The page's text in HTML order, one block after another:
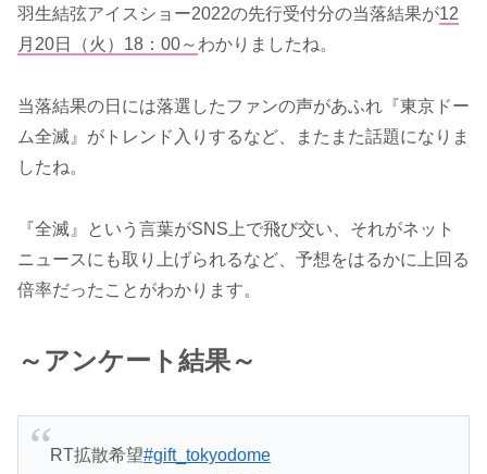
羽生結弦アイスショー2022の先行受付分の当落結果が12
月20日（火）18：00～ わかりましたね。
当落結果の日には落選したファンの声があふれ『東京ドー
ム全滅』がトレンド入りするなど、またまた話題になりま
したね。
『全滅』という言葉がSNS上で飛び交い、それがネット
ニュースにも取り上げられるなど、予想をはるかに上回る
倍率だったことがわかります。
～アンケート結果～
RT拡散希望#gift_tokyodome